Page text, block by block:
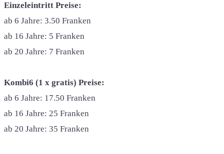
Einzeleintritt Preise:
ab 6 Jahre: 3.50 Franken
ab 16 Jahre: 5 Franken
ab 20 Jahre: 7 Franken
Kombi6 (1 x gratis) Preise:
ab 6 Jahre: 17.50 Franken
ab 16 Jahre: 25 Franken
ab 20 Jahre: 35 Franken